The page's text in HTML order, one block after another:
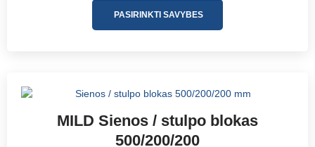
PASIRINKTI SAVYBES
MILD Sienos / stulpo blokas
500/200/200